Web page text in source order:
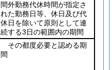
間外勤務代休時間が指定さ
れた勤務日等、休日及び代
休日を除いて原則として連
続する3日の範囲内の期間
その都度必要と認める期
間